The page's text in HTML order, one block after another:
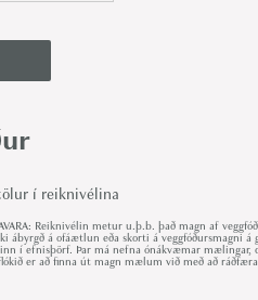
í reiknivélina
Reiknivélin metur u.þ.b. það magn af
ábyrgð á ofáætlun eða skorti á veggfóðursmagni
í efnisþörf. Þar má nefna ónákvæmar mælingar,
er að finna út magn mælum við með að